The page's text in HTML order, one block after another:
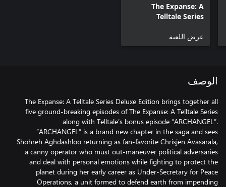
The Expanse: A
Telltale Series
عرض اللعبة
الوصف
The Expanse: A Telltale Series Deluxe Edition brings together all
five ground-breaking episodes of The Expanse: A Telltale Series
along with Telltale’s bonus episode “ARCHANGEL”.
“ARCHANGEL” is a brand new chapter in the saga and sees
Shohreh Aghdashloo returning as fan-favorite Chrisjen Avasarala,
a canny operator who must out-maneuver political adversaries
and deal with personal emotions while fighting to protect the
planet during her early career as Under-Secretary for Peace
Operations, a unit formed to defend earth from impending